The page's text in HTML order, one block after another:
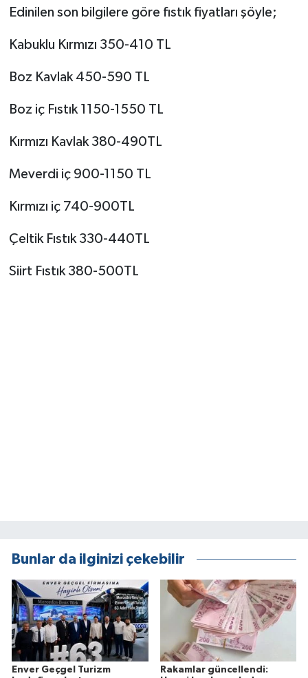
Edinilen son bilgilere göre fıstık fiyatları şöyle;
Kabuklu Kırmızı 350-410 TL
Boz Kavlak 450-590 TL
Boz iç Fıstık 1150-1550 TL
Kırmızı Kavlak 380-490TL
Meverdi iç 900-1150 TL
Kırmızı iç 740-900TL
Çeltik Fıstık 330-440TL
Siirt Fıstık 380-500TL
Bunlar da ilginizi çekebilir
Enver Geçgel Turizm
Rakamlar güncellendi: